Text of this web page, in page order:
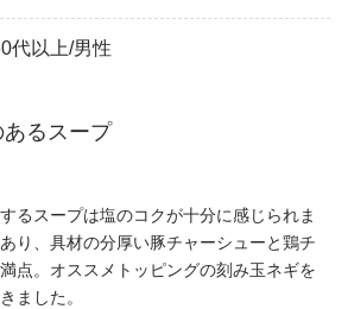
代以上/男性
るスープ
るスープは塩のコクが十分に感じられま
り、具材の分厚い豚チャーシューと鶏チ
点。オススメトッピングの刻み玉ネギを
ました。